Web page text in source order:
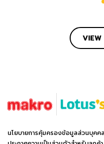
VIEW
นโยบายการคุ้มครองข้อมูลส่วนบุคคล